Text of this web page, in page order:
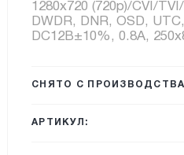
1280x720 (720p)/CVI/
DWDR, DNR, OSD,
DC12В±10%, 0.8А,
СНЯТО С
АРТИКУЛ: